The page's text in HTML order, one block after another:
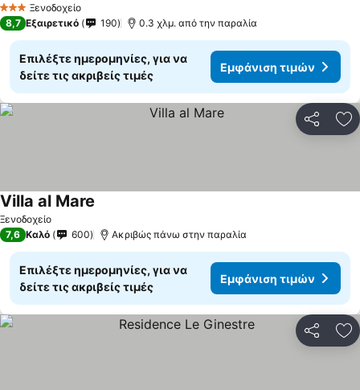
3 ΑστέριαΞενοδοχείο
8,7 Εξαιρετικό 190 0.3 χλμ. από την παραλία
Επιλέξτε ημερομηνίες, για να
δείτε τις ακριβείς τιμές
Εμφάνιση τιμών
Ξενοδοχείο
Villa al Mare
7,6 Καλό 600 Ακριβώς πάνω στην παραλία
Επιλέξτε ημερομηνίες, για να
δείτε τις ακριβείς τιμές
Εμφάνιση τιμών